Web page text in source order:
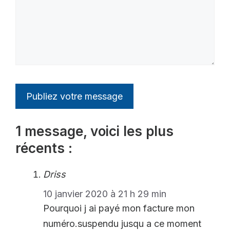
1 message, voici les plus
récents :
Driss
10 janvier 2020 à 21 h 29 min
Pourquoi j ai payé mon facture mon
numéro.suspendu jusqu a ce moment